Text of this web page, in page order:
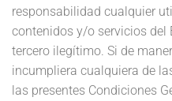
responsabilidad cualquier
contenidos y/o servicios del
tercero ilegítimo. Si de
incumpliera cualquiera de
las presentes Condiciones